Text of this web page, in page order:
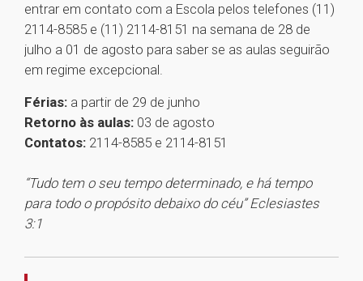
entrar em contato com a Escola pelos telefones (11)
2114-8585 e (11) 2114-8151 na semana de 28 de
julho a 01 de agosto para saber se as aulas seguirão
em regime excepcional.
Férias: a partir de 29 de junho
Retorno às aulas: 03 de agosto
Contatos: 2114-8585 e 2114-8151
“Tudo tem o seu tempo determinado, e há tempo
para todo o propósito debaixo do céu” Eclesiastes
3:1